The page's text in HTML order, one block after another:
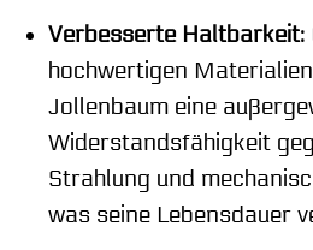
Verbesserte Haltbarkeit:
hochwertigen
Jollenbaum eine
Widerstandsfähigkeit
Strahlung und
was seine Lebensdauer